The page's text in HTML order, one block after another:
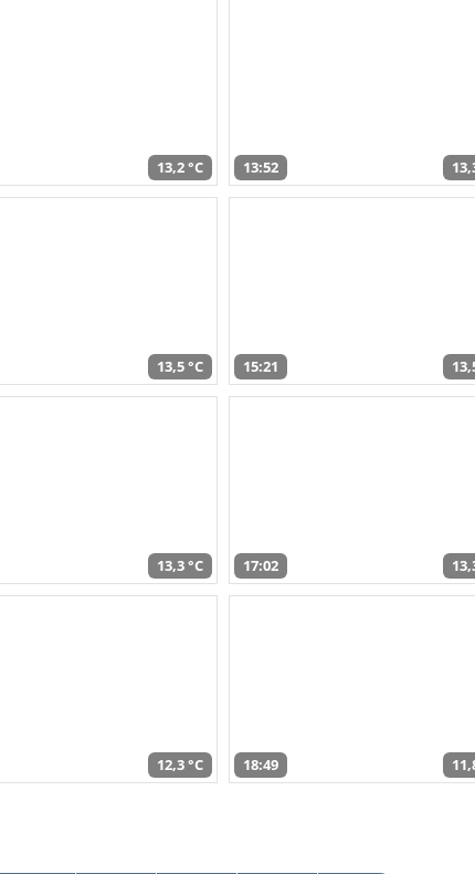
13,2 °C 13:52
13,5 °C 15:21
13,3 °C 17:02
12,3 °C 18:49